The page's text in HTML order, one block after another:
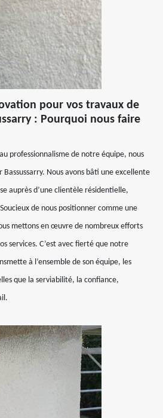
pour vos travaux de
: Pourquoi nous faire
professionnalisme de notre équipe, nous
Bassussarry. Nous avons bâti une excellente
auprès d’une clientèle résidentielle,
de nous positionner comme une
mettons en œuvre de nombreux efforts
services. C’est avec fierté que notre
à l’ensemble de son équipe, les
que la serviabilité, la confiance,